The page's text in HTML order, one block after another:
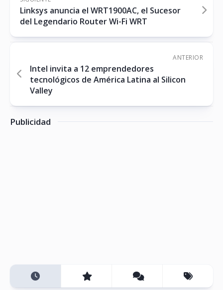
Linksys anuncia el WRT1900AC, el Sucesor
del Legendario Router Wi-Fi WRT
ANTERIOR
Intel invita a 12 emprendedores
tecnológicos de América Latina al Silicon
Valley
Publicidad